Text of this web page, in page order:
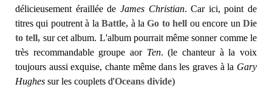
délicieusement éraillée de James Christian. Car ici, point de
titres qui poutrent à laBattle, à laGo to hell ou encore unDie
to tell, sur cet album. L'album pourrait même sonner comme le
très recommandable groupe aor Ten. (le chanteur à la voix
toujours aussi exquise, chante même dans les graves à la Gary
Hughes sur les couplets d'Oceans divide)